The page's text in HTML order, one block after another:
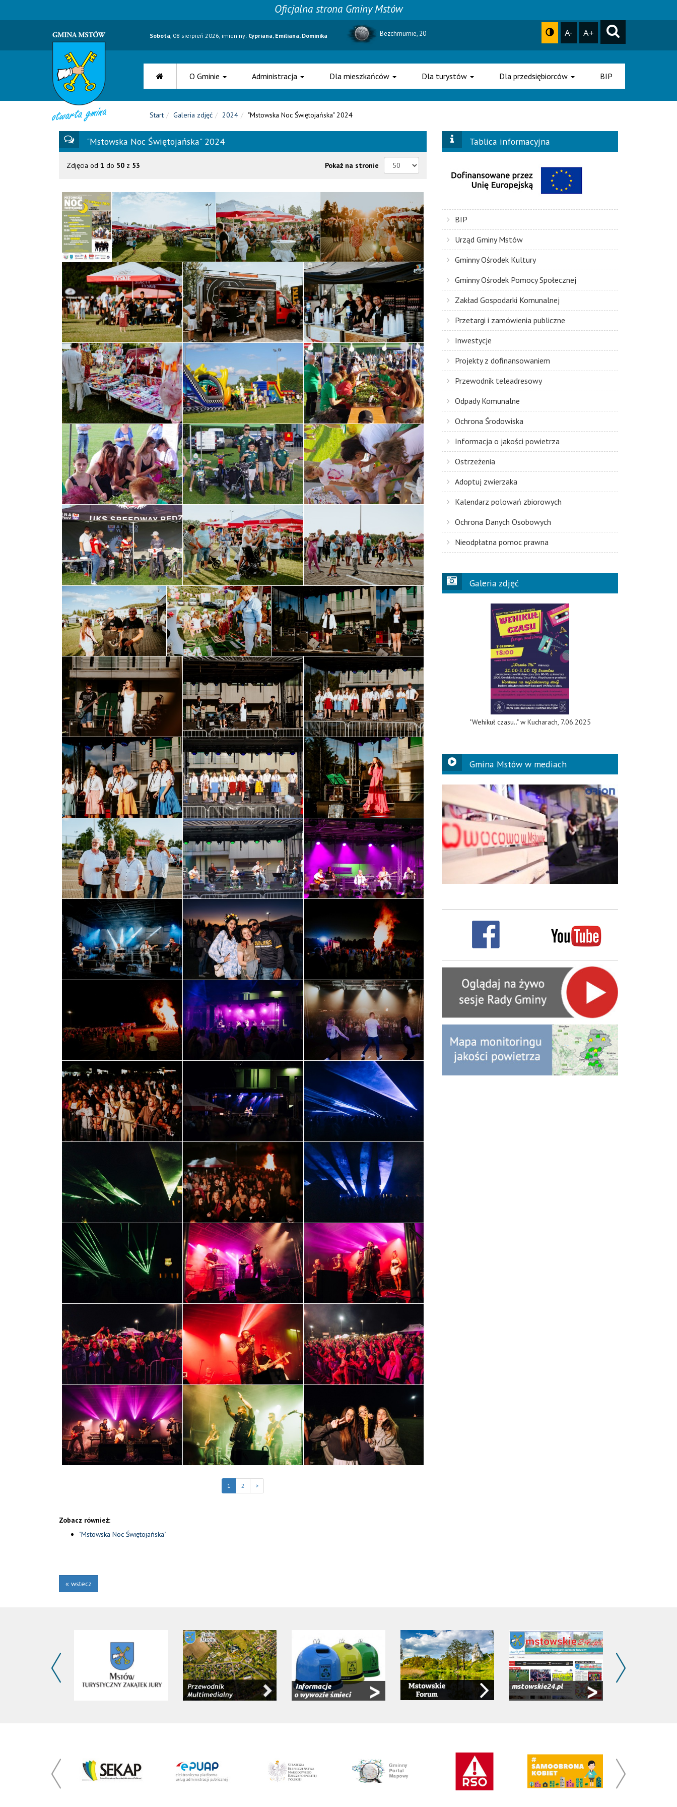
Oficjalna strona Gminy Mstów
Sobota, 08 sierpień 2026, imieniny: Cypriana, Emiliana, Dominika Bezchmurnie, 20 A- A+
O Gminie Administracja Dla mieszkańców Dla turystów Dla przedsiębiorców BIP
Start Galeria zdjęć 2024 "Mstowska Noc Świętojańska" 2024
"Mstowska Noc Świętojańska" 2024
Zdjęcia od 1 do 50 z 53 Pokaż na stronie
1 2 >
Zobacz również:
"Mstowska Noc Świętojańska"
« wstecz
Tablica informacyjna
BIP
Urząd Gminy Mstów
Gminny Ośrodek Kultury
Gminny Ośrodek Pomocy Społecznej
Zakład Gospodarki Komunalnej
Przetargi i zamówienia publiczne
Inwestycje
Projekty z dofinansowaniem
Przewodnik teleadresowy
Odpady Komunalne
Ochrona Środowiska
Informacja o jakości powietrza
Ostrzeżenia
Adoptuj zwierzaka
Kalendarz polowań zbiorowych
Ochrona Danych Osobowych
Nieodpłatna pomoc prawna
Galeria zdjęć
"Wehikuł czasu.." w Kucharach, 7.06.2025
Gmina Mstów w mediach